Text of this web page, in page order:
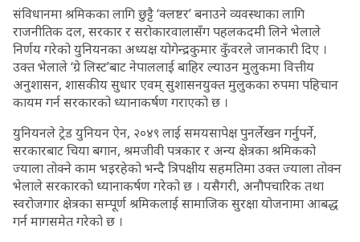
संविधानमा श्रमिकका लागि छुट्टै ‘क्लष्टर’ बनाउने व्यवस्थाका लागि
राजनीतिक दल, सरकार र सरोकारवालासँग पहलकदमी लिने भेलाले
निर्णय गरेको युनियनका अध्यक्ष योगेन्द्रकुमार कुँवरले जानकारी दिए ।
उक्त भेलाले ‘ग्रे लिस्ट’बाट नेपाललाई बाहिर ल्याउन मुलुकमा वित्तीय
अनुशासन, शासकीय सुधार एवम् सुशासनयुक्त मुलुकका रुपमा पहिचान
कायम गर्न सरकारको ध्यानाकर्षण गराएको छ ।
युनियनले ट्रेड युनियन ऐन, २०४९ लाई समयसापेक्ष पुनर्लेखन गर्नुपर्ने,
सरकारबाट चिया बगान, श्रमजीवी पत्रकार र अन्य क्षेत्रका श्रमिकको
ज्याला तोक्ने काम भइरहेको भन्दै त्रिपक्षीय सहमतिमा उक्त ज्याला तोक्न
भेलाले सरकारको ध्यानाकर्षण गरेको छ । यसैगरी, अनौपचारिक तथा
स्वरोजगार क्षेत्रका सम्पूर्ण श्रमिकलाई सामाजिक सुरक्षा योजनामा आबद्ध
गर्न मागसमेत गरेको छ ।